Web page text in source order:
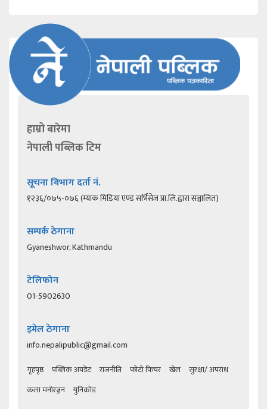
हाम्रो बारेमा
नेपाली पब्लिक टिम
सूचना विभाग दर्ता नं.
१२३६/०७५-०७६ (म्याक मिडिया एण्ड सर्भिसेज प्रा.लि.द्वारा सञ्चालित)
सम्पर्क ठेगाना
Gyaneshwor, Kathmandu
टेलिफोन
01-5902630
इमेल ठेगाना
info.nepalipublic@gmail.com
गृहपृष्ठ पब्लिक अपडेट राजनीति फोटो फिचर खेल
सुरक्षा/ अपराध
कला मनोरञ्जन
युनिकोड